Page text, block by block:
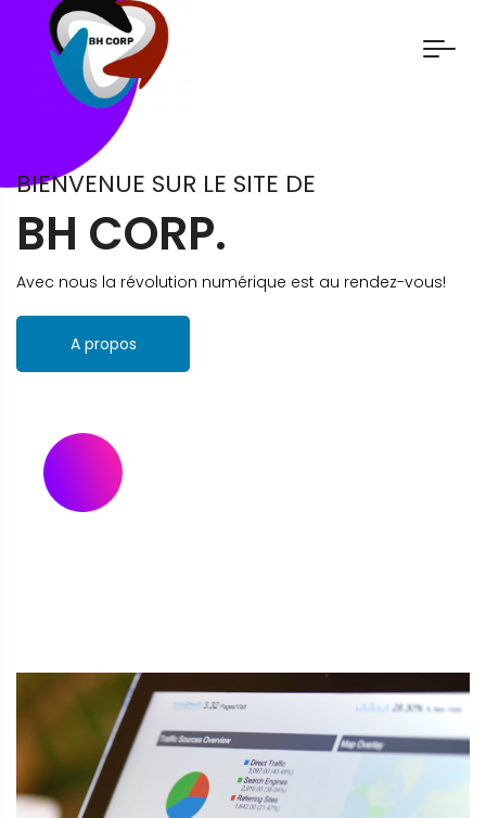
BIENVENUE SUR LE SITE DE
BH CORP.
Avec nous la révolution numérique est au rendez-vous!
A propos